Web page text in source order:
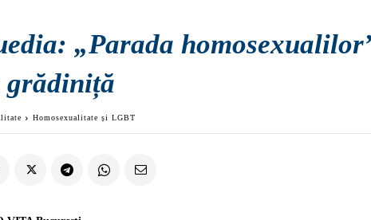
„Parada
grădiniță
Homosexualitate și LGBT